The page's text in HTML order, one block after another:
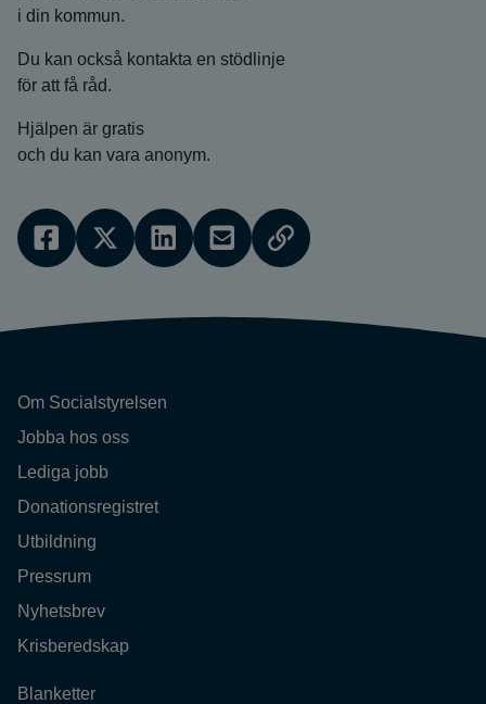
i din kommun.
Du kan också kontakta en stödlinje
för att få råd.
Hjälpen är gratis
och du kan vara anonym.
Om Socialstyrelsen
Jobba hos oss
Lediga jobb
Donationsregistret
Utbildning
Pressrum
Nyhetsbrev
Krisberedskap
Blanketter